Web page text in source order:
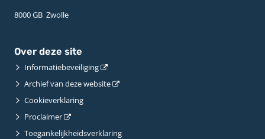
8000 GB ­ Zwolle
Over deze site
Informatiebeveiliging
Archief van deze website
Cookieverklaring
Proclaimer
Toegankelijkheidsverklaring